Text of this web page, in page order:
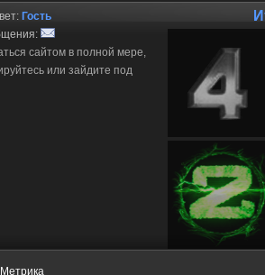
Гость
сайтом в полной мере,
или зайдите под